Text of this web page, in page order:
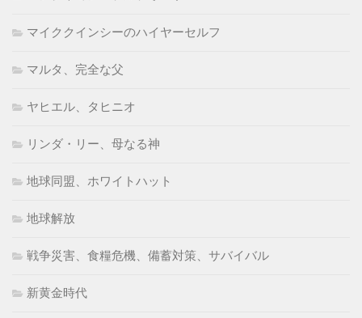
マイククインシーのハイヤーセルフ
マルタ、完全な父
ヤヒエル、タヒニオ
リンダ・リー、母なる神
地球同盟、ホワイトハット
地球解放
戦争災害、食糧危機、備蓄対策、サバイバル
新黄金時代